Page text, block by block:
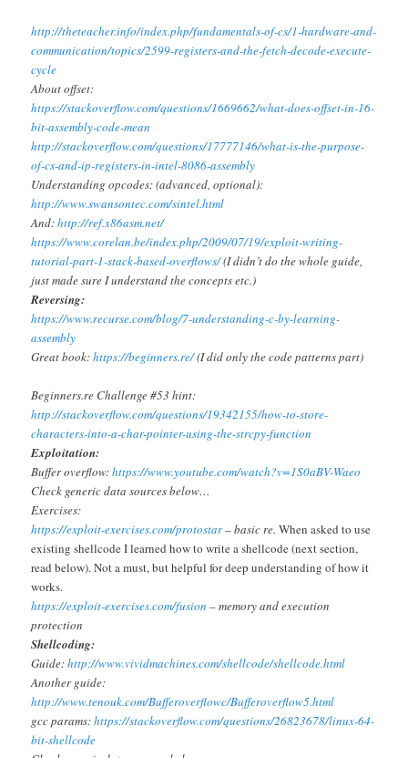
http://theteacher.info/index.php/fundamentals-of-cs/1-hardware-and-
communication/topics/2599-registers-and-the-fetch-decode-execute-
cycle
About offset:
https://stackoverflow.com/questions/1669662/what-does-offset-in-16-
bit-assembly-code-mean
http://stackoverflow.com/questions/17777146/what-is-the-purpose-
of-cs-and-ip-registers-in-intel-8086-assembly
Understanding opcodes: (advanced, optional):
http://www.swansontec.com/sintel.html
And:http://ref.x86asm.net/
https://www.corelan.be/index.php/2009/07/19/exploit-writing-
tutorial-part-1-stack-based-overflows/(I didn’t do the whole guide,
just made sure I understand the concepts etc.)
Reversing:
https://www.recurse.com/blog/7-understanding-c-by-learning-
assembly
Great book:https://beginners.re/(I did only the code patterns part)
Beginners.re Challenge #53 hint:
http://stackoverflow.com/questions/19342155/how-to-store-
characters-into-a-char-pointer-using-the-strcpy-function
Exploitation:
Buffer overflow:https://www.youtube.com/watch?v=1S0aBV-Waeo
Check generic data sources below…
Exercises:
https://exploit-exercises.com/protostar– basic re. When asked to use
existing shellcode I learned how to write a shellcode (next section,
read below). Not a must, but helpful for deep understanding of how it
works.
https://exploit-exercises.com/fusion – memory and execution
protection
Shellcoding:
Guide:http://www.vividmachines.com/shellcode/shellcode.html
Another guide:
http://www.tenouk.com/Bufferoverflowc/Bufferoverflow5.html
gcc params:https://stackoverflow.com/questions/26823678/linux-64-
bit-shellcode